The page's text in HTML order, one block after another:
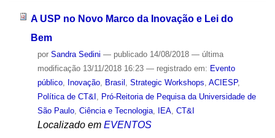
A USP no Novo Marco da Inovação e Lei do
Bem
por Sandra Sedini — publicado14/08/2018 — última
modificação13/11/2018 16:23 — registrado em: Evento
público, Inovação, Brasil Strategic Workshops ACIESP,
Política de CT&I
Pró-Reitoria de Pequisa da Universidade de
São Paulo, Ciência e Tecnologia, IEA, CT&I
Localizado em EVENTOS